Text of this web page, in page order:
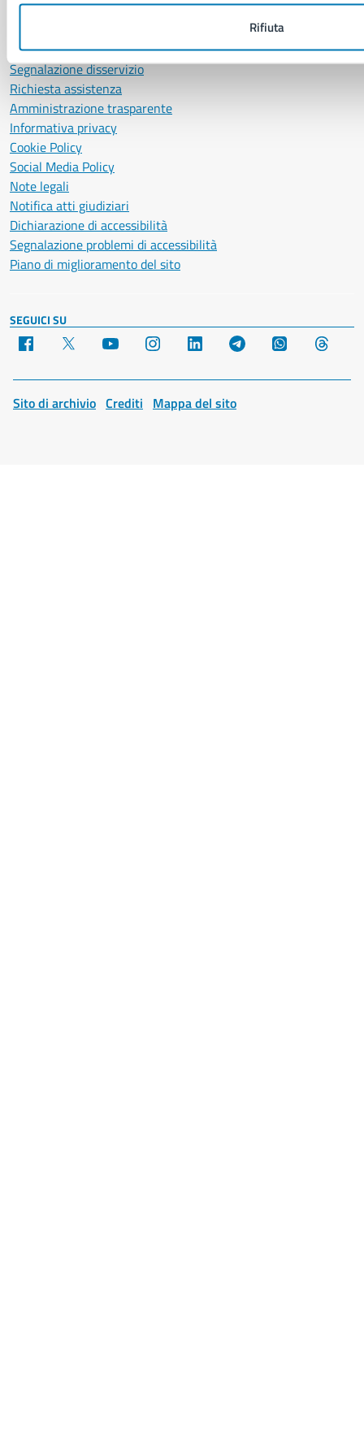
Rifiuta
Prenotazione appuntamento
Segnalazione disservizio
Richiesta assistenza
Amministrazione trasparente
Informativa privacy
Cookie Policy
Social Media Policy
Note legali
Notifica atti giudiziari
Dichiarazione di accessibilità
Segnalazione problemi di accessibilità
Piano di miglioramento del sito
SEGUICI SU
Facebook YouTube Instagram LinkedIn Telegram WhatsApp
Sito di archivio Crediti Mappa del sito